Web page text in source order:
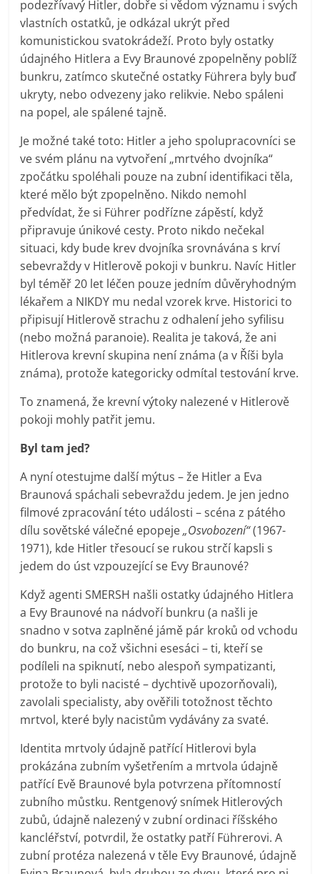
podezřívavý Hitler, dobře si vědom významu i svých
vlastních ostatků, je odkázal ukrýt před
komunistickou svatokrádeží. Proto byly ostatky
údajného Hitlera a Evy Braunové zpopelněny poblíž
bunkru, zatímco skutečné ostatky Führera byly buď
ukryty, nebo odvezeny jako relikvie. Nebo spáleni
na popel, ale spálené tajně.
Je možné také toto: Hitler a jeho spolupracovníci se
ve svém plánu na vytvoření „mrtvého dvojníka“
zpočátku spoléhali pouze na zubní identifikaci těla,
které mělo být zpopelněno. Nikdo nemohl
předvídat, že si Führer podřízne zápěstí, když
připravuje únikové cesty. Proto nikdo nečekal
situaci, kdy bude krev dvojníka srovnávána s krví
sebevraždy v Hitlerově pokoji v bunkru. Navíc Hitler
byl téměř 20 let léčen pouze jedním důvěryhodným
lékařem a NIKDY mu nedal vzorek krve. Historici to
připisují Hitlerově strachu z odhalení jeho syfilisu
(nebo možná paranoie). Realita je taková, že ani
Hitlerova krevní skupina není známa (a v Říši byla
známa), protože kategoricky odmítal testování krve.
To znamená, že krevní výtoky nalezené v Hitlerově
pokoji mohly patřit jemu.
Byl tam jed?
A nyní otestujme další mýtus – že Hitler a Eva
Braunová spáchali sebevraždu jedem. Je jen jedno
filmové zpracování této události – scéna z pátého
dílu sovětské válečné epopeje„Osvobození“(1967-
1971), kde Hitler třesoucí se rukou strčí kapsli s
jedem do úst vzpouzející se Evy Braunové?
Když agenti SMERSH našli ostatky údajného Hitlera
a Evy Braunové na nádvoří bunkru (a našli je
snadno v sotva zaplněné jámě pár kroků od vchodu
do bunkru, na což všichni esesáci – ti, kteří se
podíleli na spiknutí, nebo alespoň sympatizanti,
protože to byli nacisté – dychtivě upozorňovali),
zavolali specialisty, aby ověřili totožnost těchto
mrtvol, které byly nacistům vydávány za svaté.
Identita mrtvoly údajně patřící Hitlerovi byla
prokázána zubním vyšetřením a mrtvola údajně
patřící Evě Braunové byla potvrzena přítomností
zubního můstku. Rentgenový snímek Hitlerových
zubů, údajně nalezený v zubní ordinaci říšského
kancléřství, potvrdil, že ostatky patří Führerovi. A
zubní protéza nalezená v těle Evy Braunové, údajně